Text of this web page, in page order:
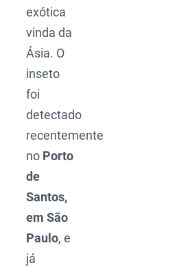
exótica
vinda da
Ásia. O
inseto
foi
detectado
recentemente
no Porto
de
Santos,
em São
Paulo, e
já